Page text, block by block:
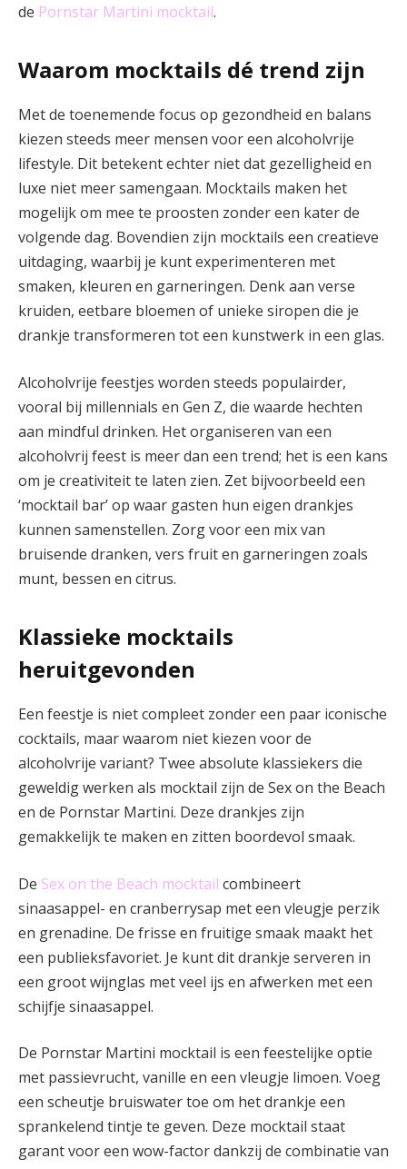
de Pornstar Martini mocktail.
Waarom mocktails dé trend zijn
Met de toenemende focus op gezondheid en balans
kiezen steeds meer mensen voor een alcoholvrije
lifestyle. Dit betekent echter niet dat gezelligheid en
luxe niet meer samengaan. Mocktails maken het
mogelijk om mee te proosten zonder een kater de
volgende dag. Bovendien zijn mocktails een creatieve
uitdaging, waarbij je kunt experimenteren met
smaken, kleuren en garneringen. Denk aan verse
kruiden, eetbare bloemen of unieke siropen die je
drankje transformeren tot een kunstwerk in een glas.
Alcoholvrije feestjes worden steeds populairder,
vooral bij millennials en Gen Z, die waarde hechten
aan mindful drinken. Het organiseren van een
alcoholvrij feest is meer dan een trend; het is een kans
om je creativiteit te laten zien. Zet bijvoorbeeld een
‘mocktail bar’ op waar gasten hun eigen drankjes
kunnen samenstellen. Zorg voor een mix van
bruisende dranken, vers fruit en garneringen zoals
munt, bessen en citrus.
Klassieke mocktails
heruitgevonden
Een feestje is niet compleet zonder een paar iconische
cocktails, maar waarom niet kiezen voor de
alcoholvrije variant? Twee absolute klassiekers die
geweldig werken als mocktail zijn de Sex on the Beach
en de Pornstar Martini. Deze drankjes zijn
gemakkelijk te maken en zitten boordevol smaak.
De Sex on the Beach mocktail combineert
sinaasappel- en cranberrysap met een vleugje perzik
en grenadine. De frisse en fruitige smaak maakt het
een publieksfavoriet. Je kunt dit drankje serveren in
een groot wijnglas met veel ijs en afwerken met een
schijfje sinaasappel.
De Pornstar Martini mocktail is een feestelijke optie
met passievrucht, vanille en een vleugje limoen. Voeg
een scheutje bruiswater toe om het drankje een
sprankelend tintje te geven. Deze mocktail staat
garant voor een wow-factor dankzij de combinatie van